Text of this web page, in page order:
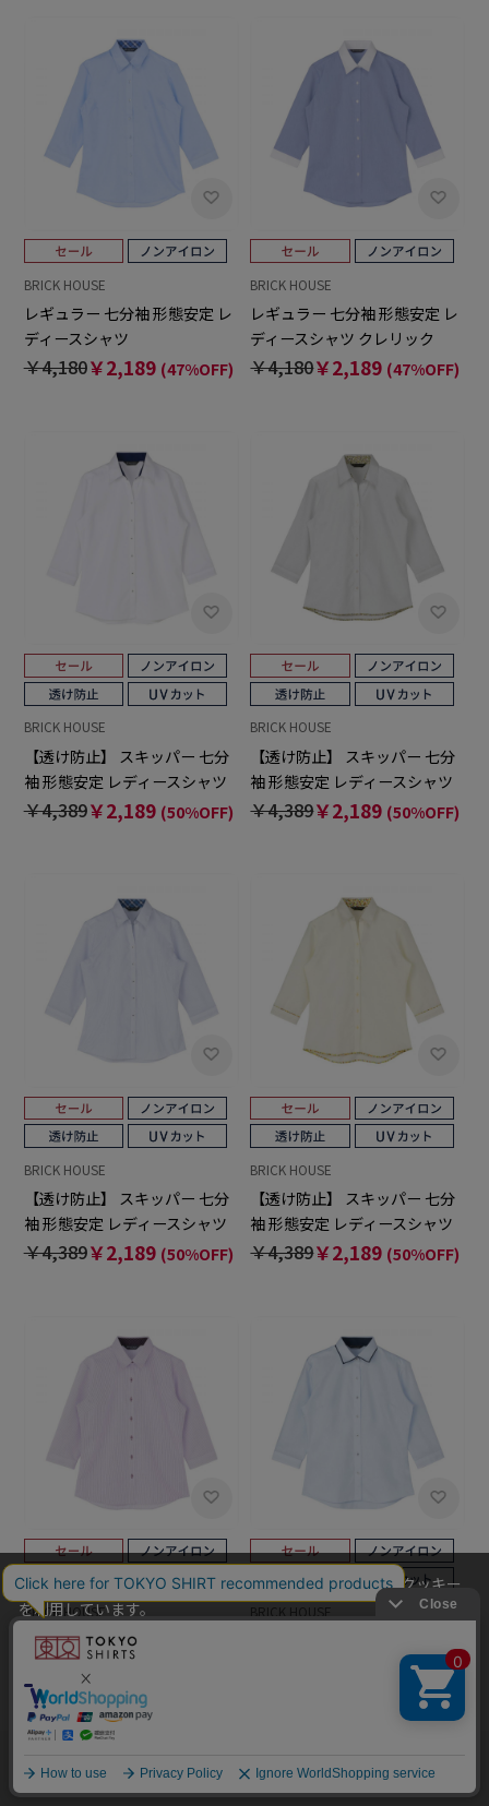
BRICK HOUSE
レギュラー 七分袖 形態安定 レ
ディースシャツ
￥4,180￥2,189 (47%OFF)
BRICK HOUSE
レギュラー 七分袖 形態安定 レ
ディースシャツ クレリック
￥4,180￥2,189 (47%OFF)
BRICK HOUSE
【透け防止】 スキッパー 七分
袖 形態安定 レディースシャツ
￥4,389￥2,189 (50%OFF)
BRICK HOUSE
【透け防止】 スキッパー 七分
袖 形態安定 レディースシャツ
￥4,389￥2,189 (50%OFF)
BRICK HOUSE
【透け防止】 スキッパー 七分
袖 形態安定 レディースシャツ
￥4,389￥2,189 (50%OFF)
BRICK HOUSE
【透け防止】 スキッパー 七分
袖 形態安定 レディースシャツ
￥4,389￥2,189 (50%OFF)
BRICK HOUSE
【透け防止】 レギュラー 七分
袖 形態安定 レディースシャツ
￥4,389￥2,189
BRICK HOUSE
態安定 レディースシャツ
(50%OFF)
他のアイテムを探す こだわり検索
当社のウェブサイトでは、お客様の利便性向上のためにクッキー
を利用しています。
本ウェブサイトをこのままご利用になる場合、クッキーの使用に
同意いただいたものとみなします。
クッキーを通じて収集する情報には、「お客様個人を特定できる
情報」は一切含まれておりません。詳細は
クッキーポリシーをご
確認ください。
OK